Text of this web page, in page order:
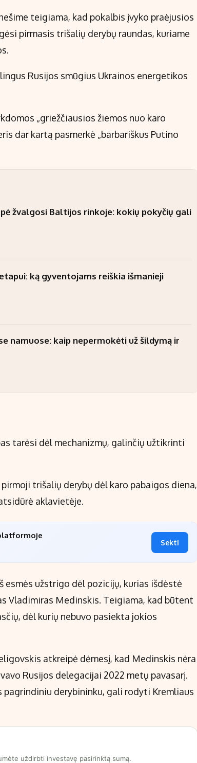
teigiama, kad pokalbis įvyko praėjusios
pirmasis trišalių derybų raundas, kuriame
Rusijos smūgius Ukrainos energetikos
„griežčiausios žiemos nuo karo
dar kartą pasmerkė „barbariškus Putino
žvalgosi Baltijos rinkoje: kokių pokyčių gali
ką gyventojams reiškia išmanieji
namuose: kaip nepermokėti už šildymą ir
tarėsi dėl mechanizmų, galinčių užtikrinti
trišalių derybų dėl karo pabaigos diena,
aklavietėje.
Sekti
užstrigo dėl pozicijų, kurias išdėstė
Vladimiras Medinskis. Teigiama, kad būtent
dėl kurių nebuvo pasiekta jokios
atkreipė dėmesį, kad Medinskis nėra
Rusijos delegacijai 2022 metų pavasarį.
derybininku, gali rodyti Kremliaus